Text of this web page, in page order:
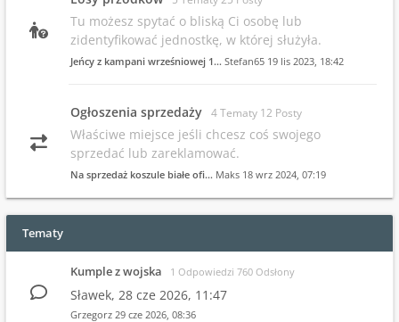
Tu możesz spytać o bliską Ci osobę lub
zidentyfikować jednostkę, w której służyła.
Jeńcy z kampani wrześniowej 1… Stefan65 19 lis 2023, 18:42
Ogłoszenia sprzedaży 4 Tematy 12 Posty
Właściwe miejsce jeśli chcesz coś swojego
sprzedać lub zareklamować.
Na sprzedaż koszule białe ofi… Maks 18 wrz 2024, 07:19
Tematy
Kumple z wojska 1 Odpowiedzi 760 Odsłony
Sławek, 28 cze 2026, 11:47
Grzegorz 29 cze 2026, 08:36